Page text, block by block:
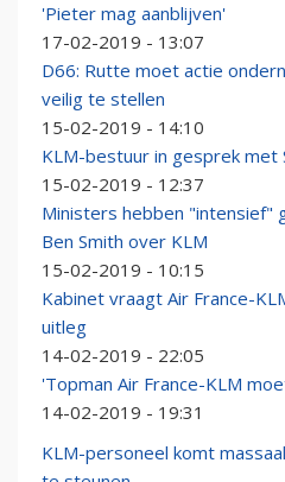
'Pieter mag aanblijven'
17-02-2019 - 13:07
D66: Rutte moet actie
veilig te stellen
15-02-2019 - 14:10
KLM-bestuur in gesprek
15-02-2019 - 12:37
Ministers hebben "intensief"
Ben Smith over KLM
15-02-2019 - 10:15
Kabinet vraagt Air France-
uitleg
14-02-2019 - 22:05
'Topman Air France-KLM
14-02-2019 - 19:31
KLM-personeel komt